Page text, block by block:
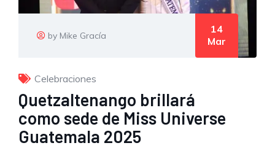
by Mike Gracía
14
Mar
Celebraciones
Quetzaltenango brillará
como sede de Miss Universe
Guatemala 2025